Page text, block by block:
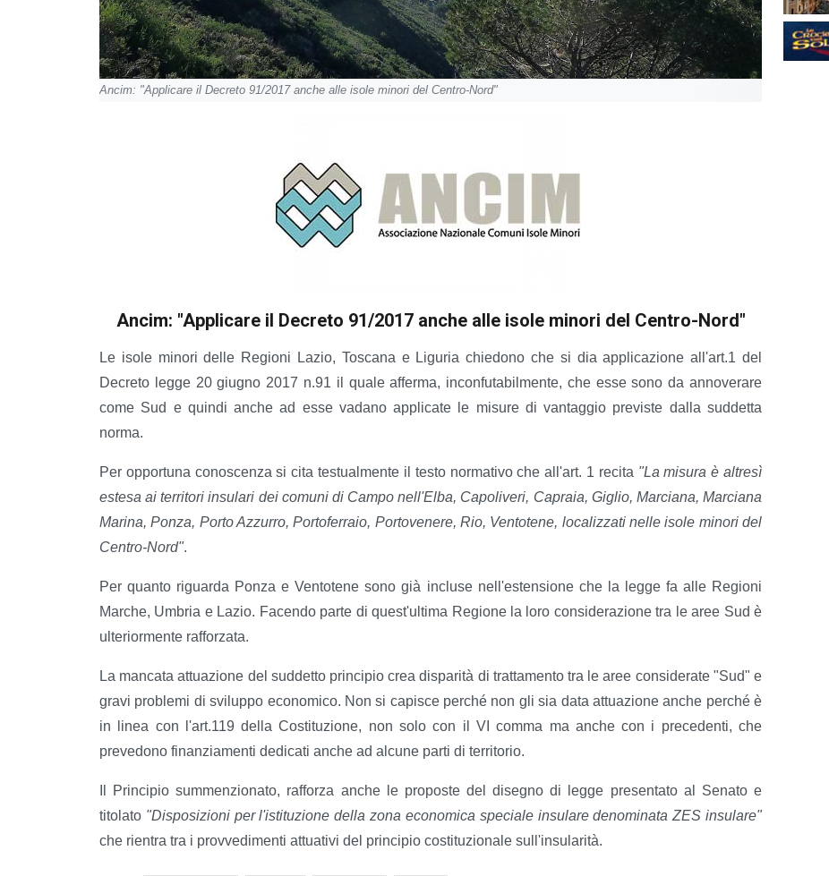
Ancim: "Applicare il Decreto 91/2017 anche alle isole minori del Centro-Nord"
Ancim: "Applicare il Decreto 91/2017 anche alle isole minori del Centro-Nord"
Le isole minori delle Regioni Lazio, Toscana e Liguria chiedono che si dia applicazione all'art.1 del
Decreto legge 20 giugno 2017 n.91 il quale afferma, inconfutabilmente, che esse sono da annoverare
come Sud e quindi anche ad esse vadano applicate le misure di vantaggio previste dalla suddetta
norma.
Per opportuna conoscenza si cita testualmente il testo normativo che all'art. 1 recita "La misura è altresì
estesa ai territori insulari dei comuni di Campo nell'Elba, Capoliveri, Capraia, Giglio, Marciana, Marciana
Marina, Ponza, Porto Azzurro, Portoferraio, Portovenere, Rio, Ventotene, localizzati nelle isole minori del
Centro-Nord".
Per quanto riguarda Ponza e Ventotene sono già incluse nell'estensione che la legge fa alle Regioni
Marche, Umbria e Lazio. Facendo parte di quest'ultima Regione la loro considerazione tra le aree Sud è
ulteriormente rafforzata.
La mancata attuazione del suddetto principio crea disparità di trattamento tra le aree considerate "Sud" e
gravi problemi di sviluppo economico. Non si capisce perché non gli sia data attuazione anche perché è
in linea con l'art.119 della Costituzione, non solo con il VI comma ma anche con i precedenti, che
prevedono finanziamenti dedicati anche ad alcune parti di territorio.
Il Principio summenzionato, rafforza anche le proposte del disegno di legge presentato al Senato e
titolato "Disposizioni per l'istituzione della zona economica speciale insulare denominata ZES insulare"
che rientra tra i provvedimenti attuativi del principio costituzionale sull'insularità.